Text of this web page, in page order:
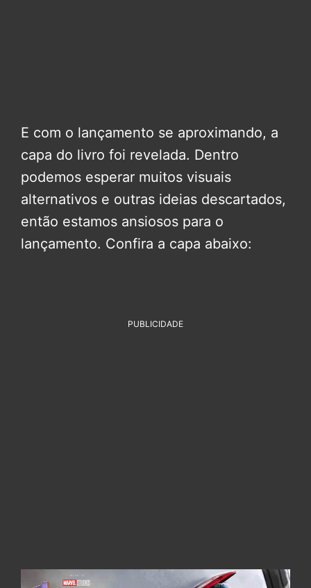
E com o lançamento se aproximando, a
capa do livro foi revelada. Dentro
podemos esperar muitos visuais
alternativos e outras ideias descartados,
então estamos ansiosos para o
lançamento. Confira a capa abaixo:
PUBLICIDADE